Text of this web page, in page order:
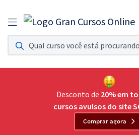
Assinatura Ilimitada 11
Acesso a todos os cursos. Teste grátis por 7 dias!
Assinatura OAB Até Passar
Acesso ilimitado a toda preparação para o Exame
Residências Multiprofissionais
Desconto de 20% em
cursos avulsos do site
Comprar agora